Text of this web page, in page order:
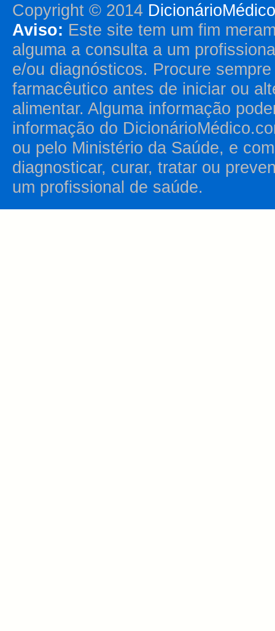
Copyright © 2014
Aviso: Este site tem um fim
alguma a consulta a um
e/ou diagnósticos. Procure
farmacêutico antes de iniciar ou
alimentar. Alguma informação
informação do
ou pelo Ministério da Saúde, e
diagnosticar, curar, tratar ou
um profissional de saúde.